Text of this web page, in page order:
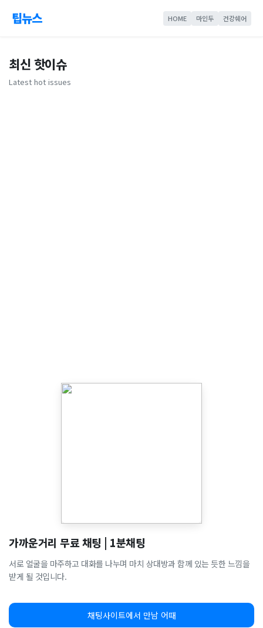
팁뉴스 HOME 마인두 건강쉐어
최신 핫이슈
Latest hot issues
가까운거리 무료 채팅 | 1분채팅
서로 얼굴을 마주하고 대화를 나누며 마치 상대방과 함께 있는 듯한 느낌을
받게 될 것입니다.
채팅사이트에서 만남 어때